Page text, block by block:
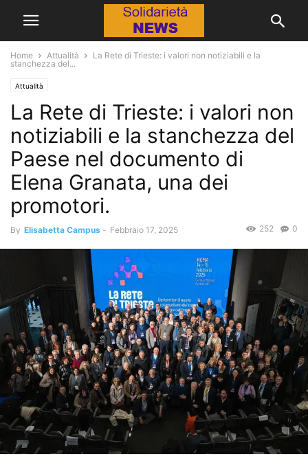
Home Attualità
La Rete di Trieste: i valori non notiziabili e la
stanchezza del...
Attualità
La Rete di Trieste: i valori non
notiziabili e la stanchezza del
Paese nel documento di
Elena Granata, una dei
promotori.
By Elisabetta Campus - Febbraio 17, 2025 0
252